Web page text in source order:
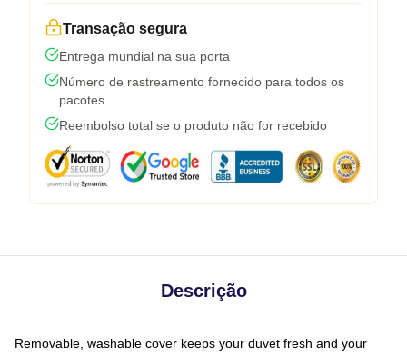
Transação segura
Entrega mundial na sua porta
Número de rastreamento fornecido para todos os
pacotes
Reembolso total se o produto não for recebido
Descrição
Removable, washable cover keeps your duvet fresh and your